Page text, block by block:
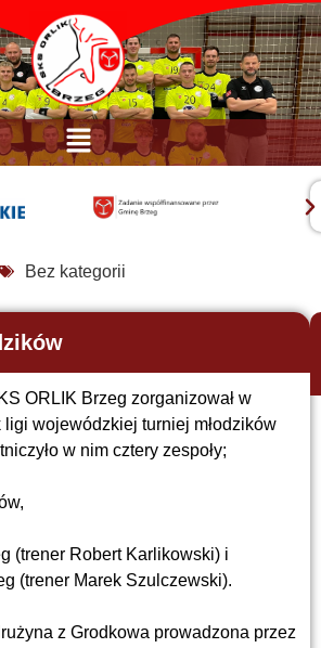
Bez kategorii
ORLIK Brzeg zorganizował w
ligi wojewódzkiej turniej młodzików
w nim cztery zespoły;
(trener Robert Karlikowski) i
(trener Marek Szulczewski).
z Grodkowa prowadzona przez